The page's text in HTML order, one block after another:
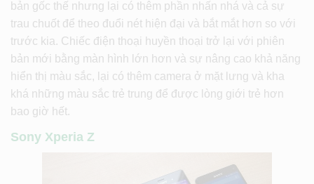
bản gốc thế nhưng lại có thêm phần nhấn nhá và cả sự
trau chuốt để theo đuổi nét hiện đại và bắt mắt hơn so với
trước kia. Chiếc điện thoại huyền thoại trở lại với phiên
bản mới bằng màn hình lớn hơn và sự nâng cao khả năng
hiển thị màu sắc, lại có thêm camera ở mặt lưng và kha
khá những màu sắc trẻ trung để được lòng giới trẻ hơn
bao giờ hết.
Sony Xperia Z